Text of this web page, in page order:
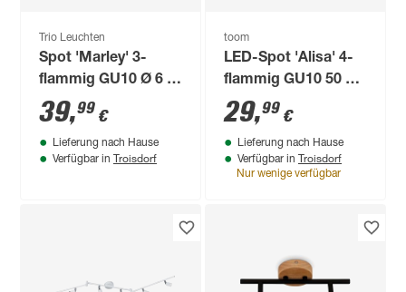
Trio Leuchten
Spot 'Marley' 3-
flammig GU10 Ø 6 x
48 x 15 x 9 cm
39,99 €
Lieferung nach Hause
Verfügbar in Troisdorf
toom
LED-Spot 'Alisa' 4-
flammig GU10 50 W
60,5 x 11,5 cm
29,99 €
Lieferung nach Hause
Verfügbar in Troisdorf
Nur wenige verfügbar